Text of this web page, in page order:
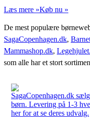
Læs mere »Køb nu »
De mest populære
SagaCopenhagen.dk,
Mammashop.dk,
som alle har et stort
SagaCopenhagen.dk
børn. Levering på 1-3
her for at se deres udvalg.